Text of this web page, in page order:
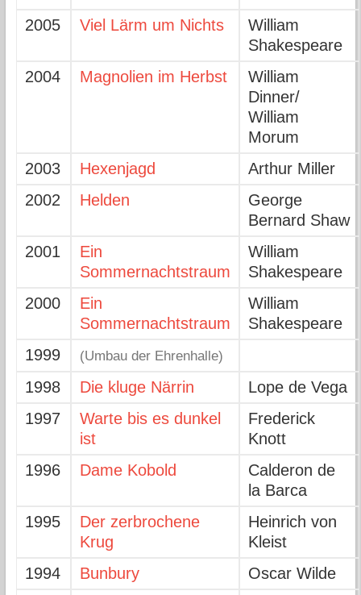
2005
Viel Lärm um Nichts
William
Shakespeare
2004
Magnolien im Herbst
William
Dinner/
William
Morum
2003
Hexenjagd
Arthur Miller
2002
Helden
George
Bernard Shaw
2001
Ein
Sommernachtstraum
William
Shakespeare
2000
Ein
Sommernachtstraum
William
Shakespeare
1999
(Umbau der Ehrenhalle)
1998 Die kluge Närrin
Lope de Vega
1997
Warte bis es dunkel
ist
Frederick
Knott
1996
Dame Kobold
Calderon de
la Barca
1995
Der zerbrochene
Krug
Heinrich von
Kleist
1994
Bunbury
Oscar Wilde